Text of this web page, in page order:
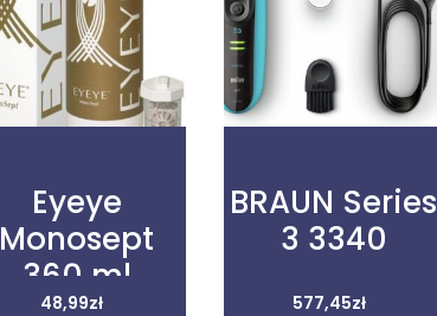
Eyeye
Monosept
360 ml
48,99zł
BRAUN Series
3 3340
577,45zł